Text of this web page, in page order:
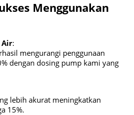
Menggunakan
Air:
mengurangi penggunaan
dengan dosing pump kami yang
lebih akurat meningkatkan
15%.